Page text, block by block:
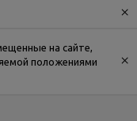
×
на сайте,
положениями
×